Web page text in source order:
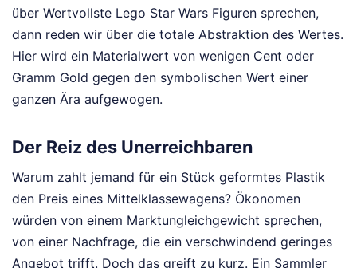
über Wertvollste Lego Star Wars Figuren sprechen,
dann reden wir über die totale Abstraktion des Wertes.
Hier wird ein Materialwert von wenigen Cent oder
Gramm Gold gegen den symbolischen Wert einer
ganzen Ära aufgewogen.
Der Reiz des Unerreichbaren
Warum zahlt jemand für ein Stück geformtes Plastik
den Preis eines Mittelklassewagens? Ökonomen
würden von einem Marktungleichgewicht sprechen,
von einer Nachfrage, die ein verschwindend geringes
Angebot trifft. Doch das greift zu kurz. Ein Sammler